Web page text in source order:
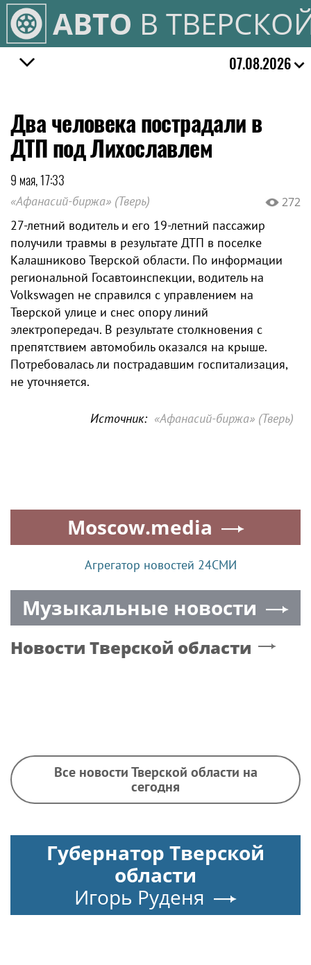
АВТО В
07.08.2026
Два человека пострадали в
ДТП под Лихославлем
9 мая, 17:33
«Афанасий-биржа» (Тверь) 272
27-летний водитель и его 19-летний пассажир
получили травмы в результате ДТП в поселке
Калашниково Тверской области. По информации
региональной Госавтоинспекции, водитель на
Volkswagen не справился с управлением на
Тверской улице и снес опору линий
электропередач. В результате столкновения с
препятствием автомобиль оказался на крыше.
Потребовалась ли пострадавшим госпитализация,
не уточняется.
Источник: «Афанасий-биржа» (Тверь)
Moscow.media
Агрегатор новостей 24СМИ
Музыкальные новости
Новости Тверской области
Все новости Тверской области на
сегодня
Губернатор Тверской
области
Игорь Руденя